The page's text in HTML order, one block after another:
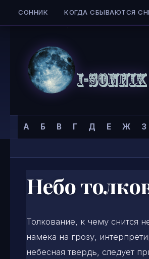
Skip to content
СОННИК КОГДА СБЫВАЮТСЯ
Сонник
I-
А Б В Г Д Е Ж З
Главная страница »Сонник »Н»
Небо
Толкование, к чему снится
намека на грозу,
небесная твердь, следует